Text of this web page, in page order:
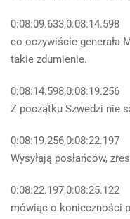
0:08:09.633,0:08:14.598
co oczywiście generała
takie zdumienie.
0:08:14.598,0:08:19.256
Z początku Szwedzi nie
0:08:19.256,0:08:22.197
Wysyłają posłańców,
0:08:22.197,0:08:25.122
mówiąc o konieczności